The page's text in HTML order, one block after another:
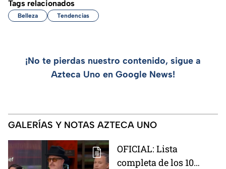
Tags relacionados
Belleza Tendencias
¡No te pierdas nuestro contenido, sigue a
Azteca Uno en Google News!
GALERÍAS Y NOTAS AZTECA UNO
OFICIAL: Lista
completa de los 10